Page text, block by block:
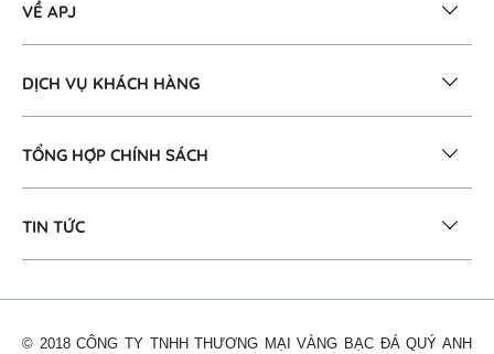
VỀ APJ
DỊCH VỤ KHÁCH HÀNG
TỔNG HỢP CHÍNH SÁCH
TIN TỨC
© 2018 CÔNG TY TNHH THƯƠNG MẠI VÀNG BẠC ĐÁ QUÝ ANH